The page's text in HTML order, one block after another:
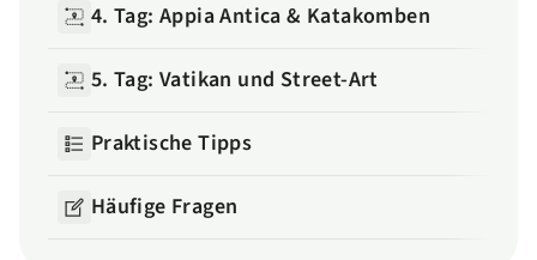
4. Tag: Appia Antica & Katakomben
5. Tag: Vatikan und Street-Art
Praktische Tipps
Häufige Fragen